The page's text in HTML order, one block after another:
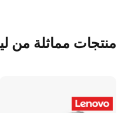
منتجات مماثلة من